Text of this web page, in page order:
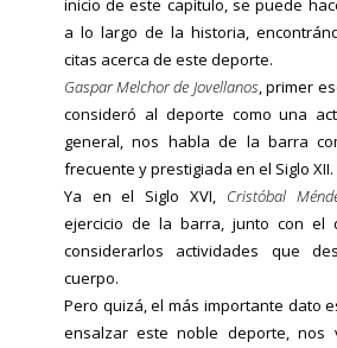
inicio de este capítulo, se puede
a lo largo de la historia,
citas acerca de este deporte.
Gaspar Melchor de Jovellanos, primer
consideró al deporte como una
general, nos habla de la barra
frecuente y prestigiada en el Siglo XII.
Ya en el Siglo XVI, Cristóbal
ejercicio de la barra, junto con el
considerarlos actividades que
cuerpo.
Pero quizá, el más importante dato
ensalzar este noble deporte, nos